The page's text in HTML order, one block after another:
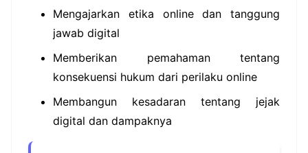
Mengajarkan etika online dan tanggung
jawab digital
Memberikan pemahaman tentang
konsekuensi hukum dari perilaku online
Membangun kesadaran tentang jejak
digital dan dampaknya